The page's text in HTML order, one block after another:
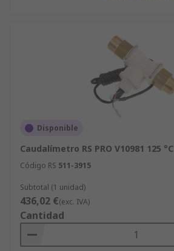
Disponible
Caudalímetro RS PRO V10981 125 °C
Código RS 511-3915
Subtotal (1 unidad)
436,02 €(exc. IVA)
Cantidad